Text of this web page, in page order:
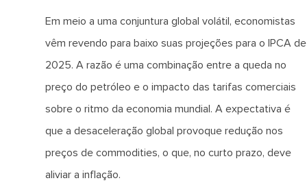
Em meio a uma conjuntura global volátil, economistas
vêm revendo para baixo suas projeções para o IPCA de
2025. A razão é uma combinação entre a queda no
preço do petróleo e o impacto das tarifas comerciais
sobre o ritmo da economia mundial. A expectativa é
que a desaceleração global provoque redução nos
preços de commodities, o que, no curto prazo, deve
aliviar a inflação.